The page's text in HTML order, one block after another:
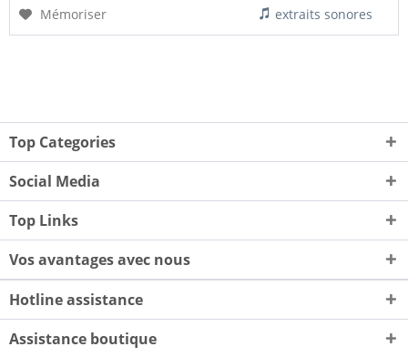
Mémoriser extraits sonores
Top Categories
Social Media
Top Links
Vos avantages avec nous
Hotline assistance
Assistance boutique